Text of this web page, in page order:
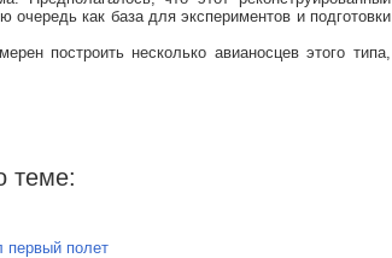
как база для экспериментов и подготовки
построить несколько авианосцев этого типа,
теме:
первый полет